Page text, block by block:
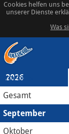
Cookies helfen uns
unserer Dienste
Was
2026
Gesamt
September
Oktober
mehr